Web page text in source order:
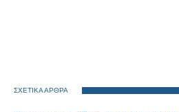
ΣΧΕΤΙΚΑ ΑΡΘΡΑ